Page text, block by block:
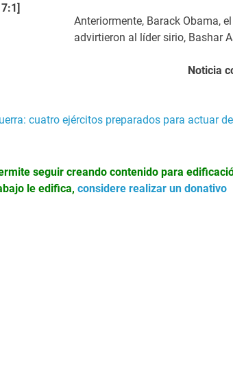
Anteriormente, Barack Obama,
advirtieron al líder sirio, Bashar
Noticia
cuatro ejércitos preparados para actuar
seguir creando contenido para
le edifica, considere realizar un donativo